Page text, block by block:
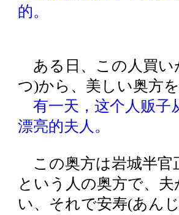
的。
ある日、この人買い
つ)から、美しい奥方
有一天，这个人贩子
漂亮的夫人。
この奥方は岩城半官
という人の奥方で、
い、それで安寿(あん